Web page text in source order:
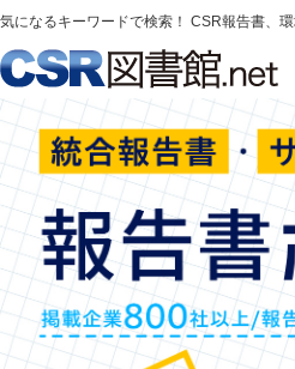
気になるキーワードで検索！ CSR報告書、